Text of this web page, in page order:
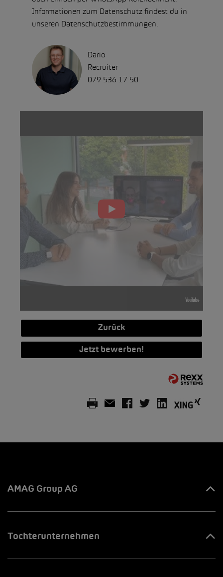
Informationen zum Datenschutz findest du in
unseren Datenschutzbestimmungen.
Dario
Recruiter
079 536 17 50
Zurück
Jetzt bewerben!
AMAG Group AG
Tochterunternehmen